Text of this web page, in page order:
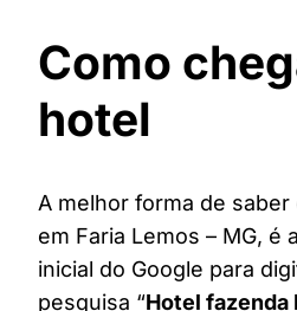
Como
hotel
A melhor forma de
em Faria Lemos – MG, é
inicial do Google para
pesquisa “Hotel fazenda